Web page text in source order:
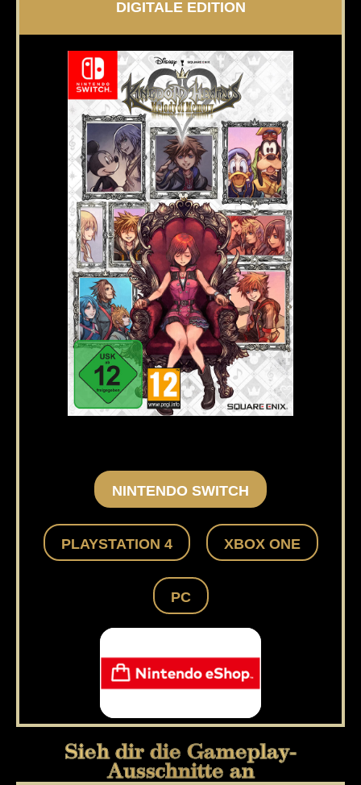
DIGITALE EDITION
NINTENDO SWITCH
PLAYSTATION 4 XBOX ONE
PC
Sieh dir die Gameplay-
Ausschnitte an